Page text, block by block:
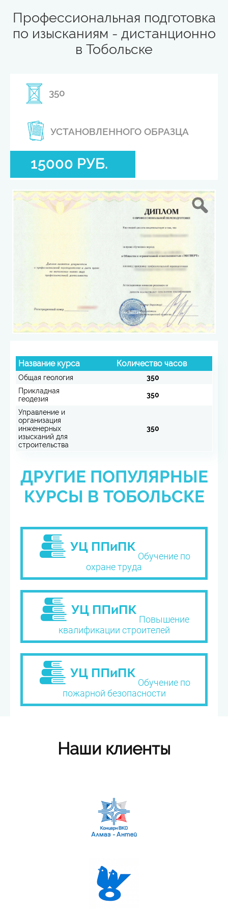
Профессиональная подготовка
по изысканиям - дистанционно
в Тобольске
350
УСТАНОВЛЕННОГО ОБРАЗЦА
15000 РУБ.
Название курса Количество часов
Общая геология
350
Прикладная
геодезия
350
Управление и
организация
инженерных
изысканий для
строительства
350
ДРУГИЕ ПОПУЛЯРНЫЕ
КУРСЫ В ТОБОЛЬСКЕ
Обучение по
охране труда
Повышение
квалификации строителей
Обучение по
пожарной безопасности
Наши клиенты